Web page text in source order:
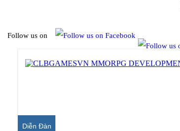
Follow us on
Diễn Đàn